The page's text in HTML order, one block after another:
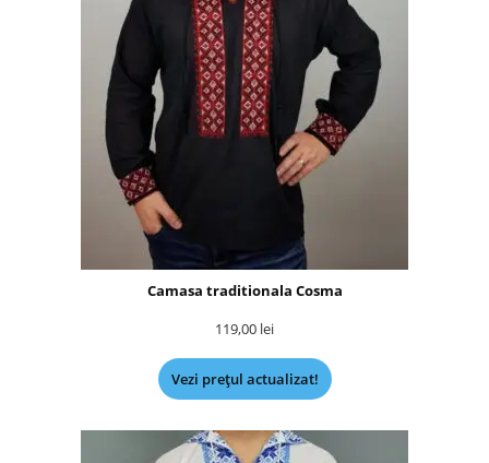
Camasa traditionala Cosma
119,00 lei
Vezi prețul actualizat!